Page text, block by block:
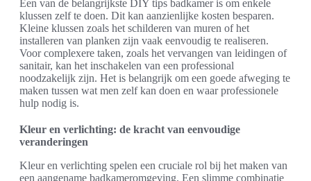
Een van de belangrijkste DIY tips badkamer is om enkele
klussen zelf te doen. Dit kan aanzienlijke kosten besparen.
Kleine klussen zoals het schilderen van muren of het
installeren van planken zijn vaak eenvoudig te realiseren.
Voor complexere taken, zoals het vervangen van leidingen of
sanitair, kan het inschakelen van een professional
noodzakelijk zijn. Het is belangrijk om een goede afweging te
maken tussen wat men zelf kan doen en waar professionele
hulp nodig is.
Kleur en verlichting: de kracht van eenvoudige
veranderingen
Kleur en verlichting spelen een cruciale rol bij het maken van
een aangename badkameromgeving. Een slimme combinatie